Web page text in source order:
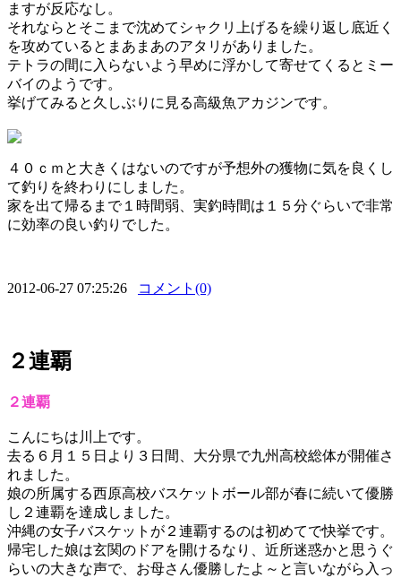
ますが反応なし。
それならとそこまで沈めてシャクリ上げるを繰り返し底近く
を攻めているとまあまあのアタリがありました。
テトラの間に入らないよう早めに浮かして寄せてくるとミー
バイのようです。
挙げてみると久しぶりに見る高級魚アカジンです。
４０ｃｍと大きくはないのですが予想外の獲物に気を良くし
て釣りを終わりにしました。
家を出て帰るまで１時間弱、実釣時間は１５分ぐらいで非常
に効率の良い釣りでした。
2012-06-27 07:25:26 コメント(0)
２連覇
２連覇
こんにちは川上です。
去る６月１５日より３日間、大分県で九州高校総体が開催さ
れました。
娘の所属する西原高校バスケットボール部が春に続いて優勝
し２連覇を達成しました。
沖縄の女子バスケットが２連覇するのは初めてで快挙です。
帰宅した娘は玄関のドアを開けるなり、近所迷惑かと思うぐ
らいの大きな声で、お母さん優勝したよ～と言いながら入っ